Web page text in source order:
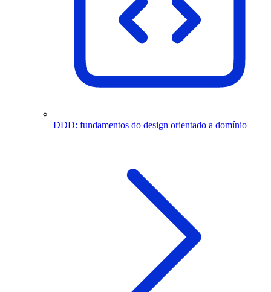
DDD: fundamentos do design orientado a domínio